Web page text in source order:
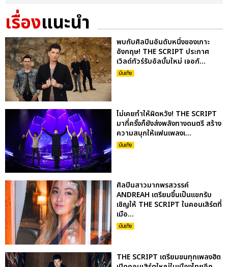
เรื่องแนะนำ
พบกับศิลปินอันดับหนึ่งของเกาะ
อังกฤษ! THE SCRIPT ประกาศ
เวิลด์ทัวร์รับอัลบั้มใหม่ เจอกั...
บันเทิง
ไม่เคยทำให้ผิดหวัง! THE SCRIPT
มากี่ครั้งก็ยังส่งพลังทางดนตรี สร้าง
ความสนุกให้แฟนเพลงเ...
บันเทิง
ศิลปินสาวมากพรสวรรค์
ANDREAH เตรียมขึ้นเป็นแขกรับ
เชิญให้ THE SCRIPT ในคอนเสิร์ตที่
เมือ...
บันเทิง
THE SCRIPT เตรียมขนทุกเพลงฮิต